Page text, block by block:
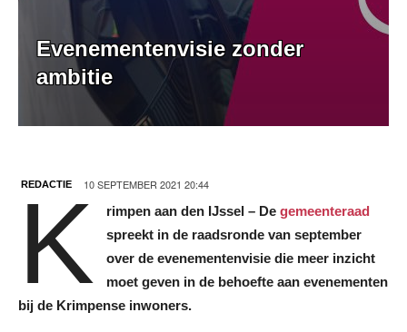
Evenementenvisie zonder
ambitie
REDACTIE 10 SEPTEMBER 2021 20:44
K rimpen aan den IJssel – De gemeenteraad
spreekt in de raadsronde van september
over de evenementenvisie die meer inzicht
moet geven in de behoefte aan evenementen
bij de Krimpense inwoners.